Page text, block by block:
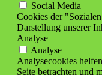
Social Media
Cookies der
Darstellung unserer
Analyse
Analyse
Analysecookies
Seite betrachten und